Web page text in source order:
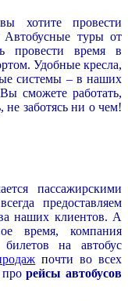
хотите провести
Автобусные туры от
провести время в
Удобные кресла,
системы – в наших
сможете работать,
не заботясь ни о чем!
пассажирскими
предоставляем
наших клиентов. А
время, компания
билетов на автобус
почти во всех
прорейсы автобусов